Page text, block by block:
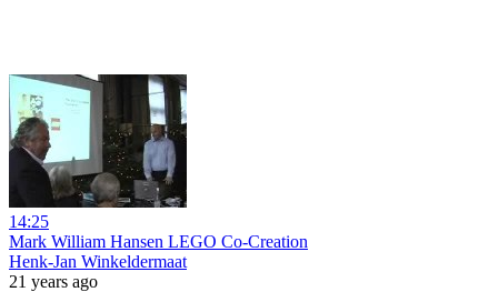
14:25
Mark William Hansen LEGO Co-Creation
Henk-Jan Winkeldermaat
21 years ago